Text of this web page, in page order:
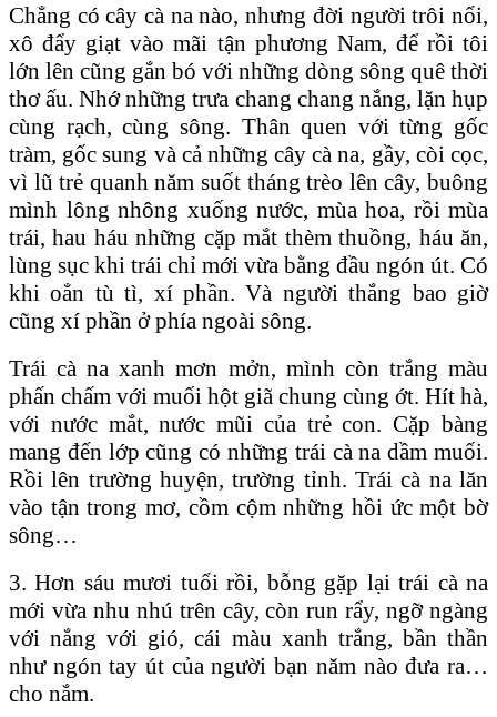
Chẳng có cây cà na nào, nhưng đời người trôi nổi,
xô đẩy giạt vào mãi tận phương Nam, để rồi tôi
lớn lên cũng gắn bó với những dòng sông quê thời
thơ ấu. Nhớ những trưa chang chang nắng, lặn hụp
cùng rạch, cùng sông. Thân quen với từng gốc
tràm, gốc sung và cả những cây cà na, gầy, còi cọc,
vì lũ trẻ quanh năm suốt tháng trèo lên cây, buông
mình lông nhông xuống nước, mùa hoa, rồi mùa
trái, hau háu những cặp mắt thèm thuồng, háu ăn,
lùng sục khi trái chỉ mới vừa bằng đầu ngón út. Có
khi oẳn tù tì, xí phần. Và người thắng bao giờ
cũng xí phần ở phía ngoài sông.
Trái cà na xanh mơn mởn, mình còn trắng màu
phấn chấm với muối hột giã chung cùng ớt. Hít hà,
với nước mắt, nước mũi của trẻ con. Cặp bàng
mang đến lớp cũng có những trái cà na dầm muối.
Rồi lên trường huyện, trường tỉnh. Trái cà na lăn
vào tận trong mơ, cồm cộm những hồi ức một bờ
sông…
3. Hơn sáu mươi tuổi rồi, bỗng gặp lại trái cà na
mới vừa nhu nhú trên cây, còn run rẩy, ngỡ ngàng
với nắng với gió, cái màu xanh trắng, bần thần
như ngón tay út của người bạn năm nào đưa ra…
cho nắm.